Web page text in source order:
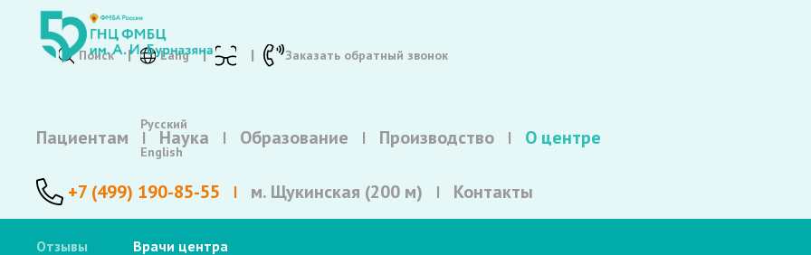
Поиск Lang
Русский
English
Заказать обратный звонок
Пациентам Наука Образование Производство О центре
+7 (499) 190-85-55 м. Щукинская (200 м) Контакты
Отзывы Врачи центра